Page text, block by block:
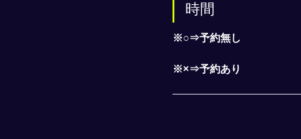
時間
※○⇒予約無し
※×⇒予約あり